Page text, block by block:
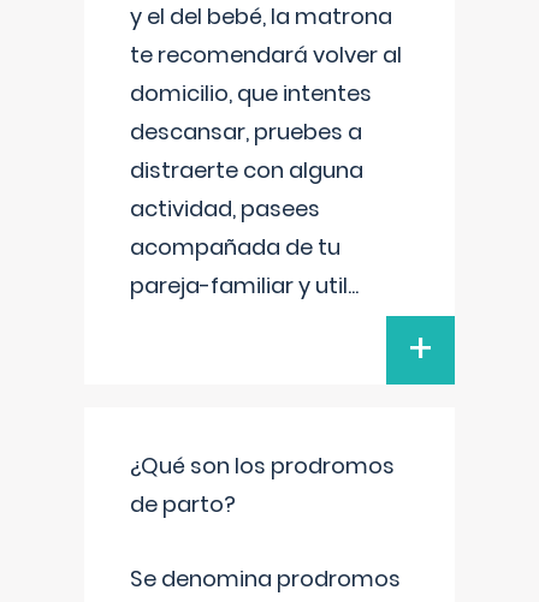
y el del bebé, la matrona
te recomendará volver al
domicilio, que intentes
descansar, pruebes a
distraerte con alguna
actividad, pasees
acompañada de tu
pareja-familiar y util...
+
¿Qué son los prodromos
de parto?
Se denomina prodromos